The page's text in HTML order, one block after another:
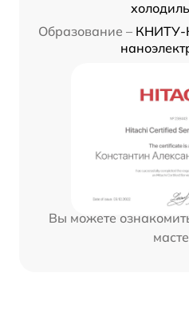
Образование – КНИТУ-
Вы можете